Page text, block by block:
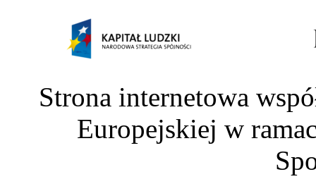
Strona internetowa
Europejskiej w